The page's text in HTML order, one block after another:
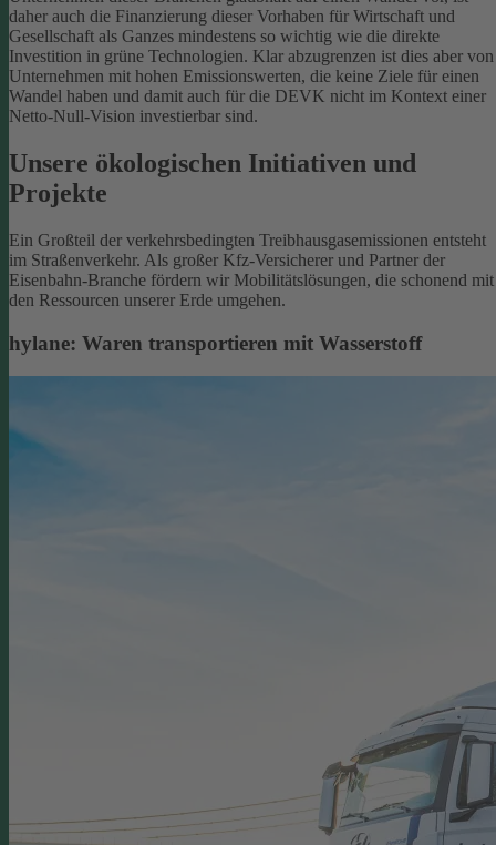
daher auch die Finanzierung dieser Vorhaben für Wirtschaft und
Gesellschaft als Ganzes mindestens so wichtig wie die direkte
Investition in grüne Technologien. Klar abzugrenzen ist dies aber von
Unternehmen mit hohen Emissionswerten, die keine Ziele für einen
Wandel haben und damit auch für die DEVK nicht im Kontext einer
Netto-Null-Vision investierbar sind.
Unsere ökologischen Initiativen und
Projekte
Ein Großteil der verkehrsbedingten Treibhausgasemissionen entsteht
im Straßenverkehr. Als großer Kfz-Versicherer und Partner der
Eisenbahn-Branche fördern wir Mobilitätslösungen, die schonend mit
den Ressourcen unserer Erde umgehen.
hylane: Waren transportieren mit Wasserstoff